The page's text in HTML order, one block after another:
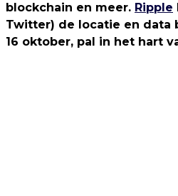
blockchain en meer. Ripple
Twitter) de locatie en data
16 oktober, pal in het hart